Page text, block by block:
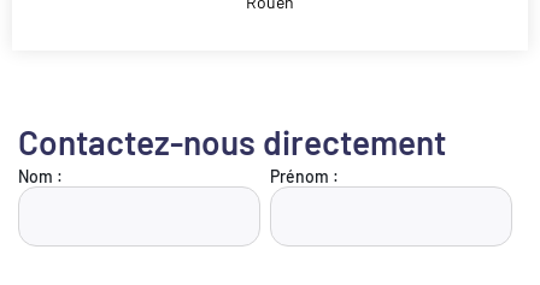
Contactez-nous directement
Nom : Prénom :